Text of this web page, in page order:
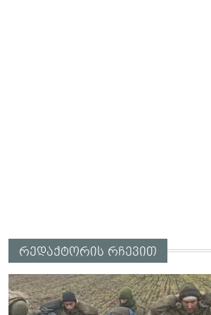
რედაქტორის რჩევით